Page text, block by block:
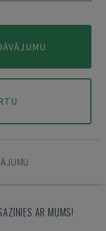
AR MUMS!